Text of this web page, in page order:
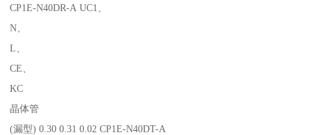
CP1E-N40DR-A UC1、
N、
L、
CE、
KC
晶体管
(漏型) 0.30 0.31 0.02 CP1E-N40DT-A